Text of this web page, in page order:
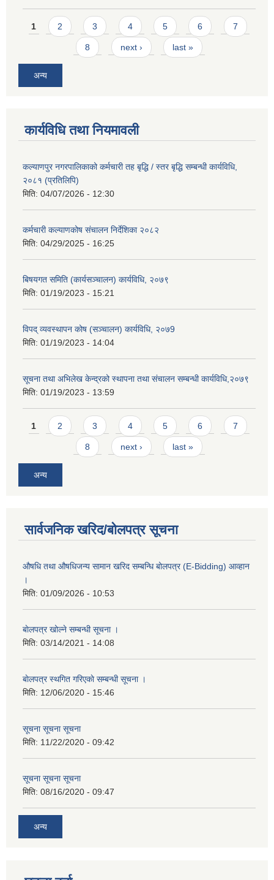
Pages
1 2 3 4 5 6 7
8 next › last »
अन्य
कार्यविधि तथा नियमावली
कल्याणपुर नगरपालिकाको कर्मचारी तह बृद्धि / स्तर बृद्धि सम्बन्धी कार्यविधि,
२०८१ (प्रतिलिपि)
मिति: 04/07/2026 - 12:30
कर्मचारी कल्याणकोष संचालन निर्देशिका २०८२
मिति: 04/29/2025 - 16:25
बिषयगत समिति (कार्यसञ्चालन) कार्यविधि, २०७९
मिति: 01/19/2023 - 15:21
विपद् व्यवस्थापन कोष (सञ्चालन) कार्यविधि, २०७9
मिति: 01/19/2023 - 14:04
सूचना तथा अभिलेख केन्द्रको स्थापना तथा संचालन सम्बन्धी कार्यविधि,२०७९
मिति: 01/19/2023 - 13:59
Pages
1 2 3 4 5 6 7
8 next › last »
अन्य
सार्वजनिक खरिद/बोलपत्र सूचना
औषधि तथा औषधिजन्य सामान खरिद सम्बन्धि बोलपत्र (E-Bidding) आव्हान
।
मिति: 01/09/2026 - 10:53
बाेलपत्र खोल्ने सम्बन्धी सूचना ।
मिति: 03/14/2021 - 14:08
बाेलपत्र स्थगित गरिएकाे सम्बन्धी सूचना ।
मिति: 12/06/2020 - 15:46
सूचना सूचना सूचना
मिति: 11/22/2020 - 09:42
सूचना सूचना सूचना
मिति: 08/16/2020 - 09:47
अन्य